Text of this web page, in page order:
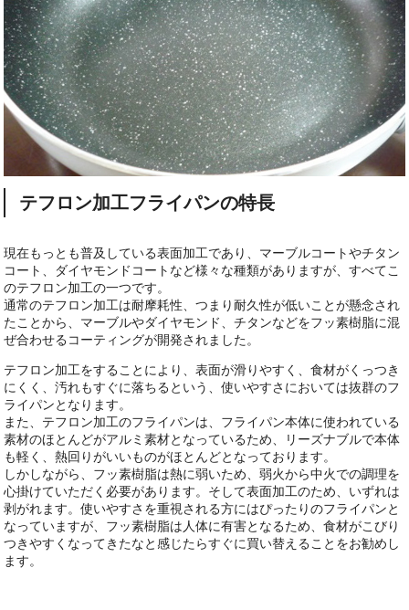
テフロン加工フライパンの特長
現在もっとも普及している表面加工であり、マーブルコートやチタン
コート、ダイヤモンドコートなど様々な種類がありますが、すべてこ
のテフロン加工の一つです。
通常のテフロン加工は耐摩耗性、つまり耐久性が低いことが懸念され
たことから、マーブルやダイヤモンド、チタンなどをフッ素樹脂に混
ぜ合わせるコーティングが開発されました。
テフロン加工をすることにより、表面が滑りやすく、食材がくっつき
にくく、汚れもすぐに落ちるという、使いやすさにおいては抜群のフ
ライパンとなります。
また、テフロン加工のフライパンは、フライパン本体に使われている
素材のほとんどがアルミ素材となっているため、リーズナブルで本体
も軽く、熱回りがいいものがほとんどとなっております。
しかしながら、フッ素樹脂は熱に弱いため、弱火から中火での調理を
心掛けていただく必要があります。そして表面加工のため、いずれは
剥がれます。使いやすさを重視される方にはぴったりのフライパンと
なっていますが、フッ素樹脂は人体に有害となるため、食材がこびり
つきやすくなってきたなと感じたらすぐに買い替えることをお勧めし
ます。